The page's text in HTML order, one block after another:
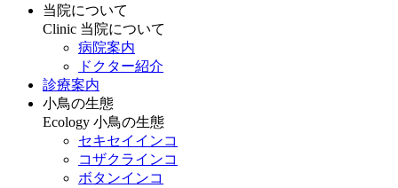
当院について
Clinic 当院について
病院案内
ドクター紹介
診療案内
小鳥の生態
Ecology 小鳥の生態
セキセイインコ
コザクラインコ
ボタンインコ